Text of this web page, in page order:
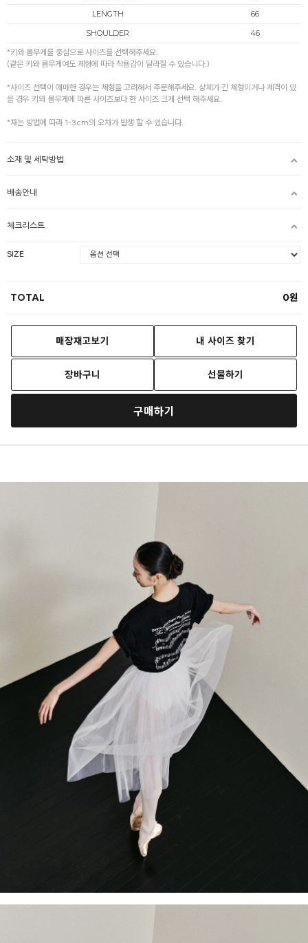
LENGTH
66
SHOULDER
46
*키와 몸무게를 중심으로 사이즈를 선택해주세요.
(같은 키와 몸무게여도 체형에 따라 착용감이 달라질 수 있습니다.)
*사이즈 선택이 애매한 경우는 체형을 고려해서 주문해주세요. 상체가 긴 체형이거나 체격이 있
을 경우 키와 몸무게에 따른 사이즈보다 한 사이즈 크게 선택 해주세요.
*재는 방법에 따라 1-3cm의 오차가 발생 할 수 있습니다.
소재 및 세탁방법
배송안내
체크리스트
SIZE
TOTAL 0
매장재고보기 내 사이즈 찾기
장바구니 선물하기
구매하기